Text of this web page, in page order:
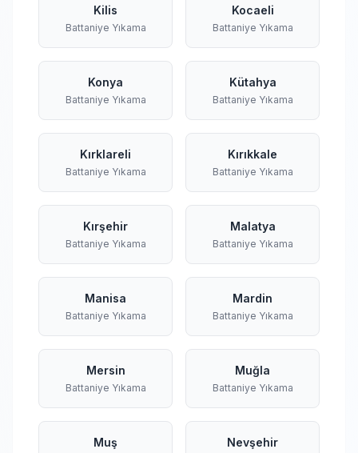
Kilis
Battaniye Yıkama
Kocaeli
Battaniye Yıkama
Konya
Battaniye Yıkama
Kütahya
Battaniye Yıkama
Kırklareli
Battaniye Yıkama
Kırıkkale
Battaniye Yıkama
Kırşehir
Battaniye Yıkama
Malatya
Battaniye Yıkama
Manisa
Battaniye Yıkama
Mardin
Battaniye Yıkama
Mersin
Battaniye Yıkama
Muğla
Battaniye Yıkama
Muş Nevşehir